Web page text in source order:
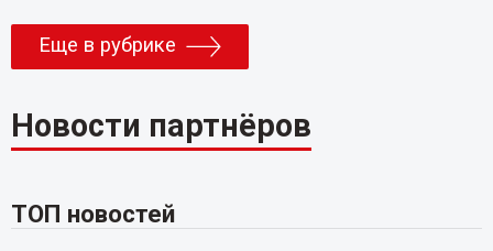
Еще в рубрике
Новости партнёров
ТОП новостей